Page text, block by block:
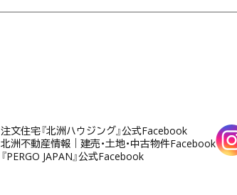
注文住宅『北洲ハウジング』公式Facebook
北洲不動産情報｜建売・土地・中古物件Facebook
『PERGO JAPAN』公式Facebook